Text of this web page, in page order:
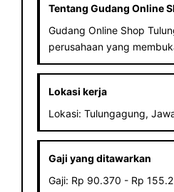
Tentang Gudang Online
Gudang Online Shop
perusahaan yang
Lokasi kerja
Lokasi: Tulungagung,
Gaji yang ditawarkan
Gaji: Rp 90.370 - Rp